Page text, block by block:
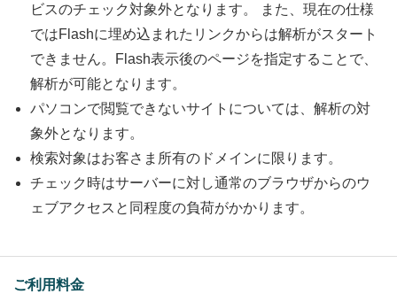
ビスのチェック対象外となります。 また、現在の仕様
ではFlashに埋め込まれたリンクからは解析がスタート
できません。Flash表示後のページを指定することで、
解析が可能となります。
パソコンで閲覧できないサイトについては、解析の対
象外となります。
検索対象はお客さま所有のドメインに限ります。
チェック時はサーバーに対し通常のブラウザからのウ
ェブアクセスと同程度の負荷がかかります。
ご利用料金